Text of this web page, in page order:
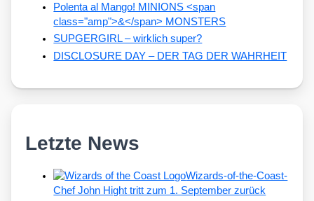
Polenta al Mango! MINIONS <span
class="amp">&</span> MONSTERS
SUPGERGIRL – wirklich super?
DISCLOSURE DAY – DER TAG DER WAHRHEIT
Letzte News
Wizards-of-the-Coast-
Chef John Hight tritt zum 1. September zurück